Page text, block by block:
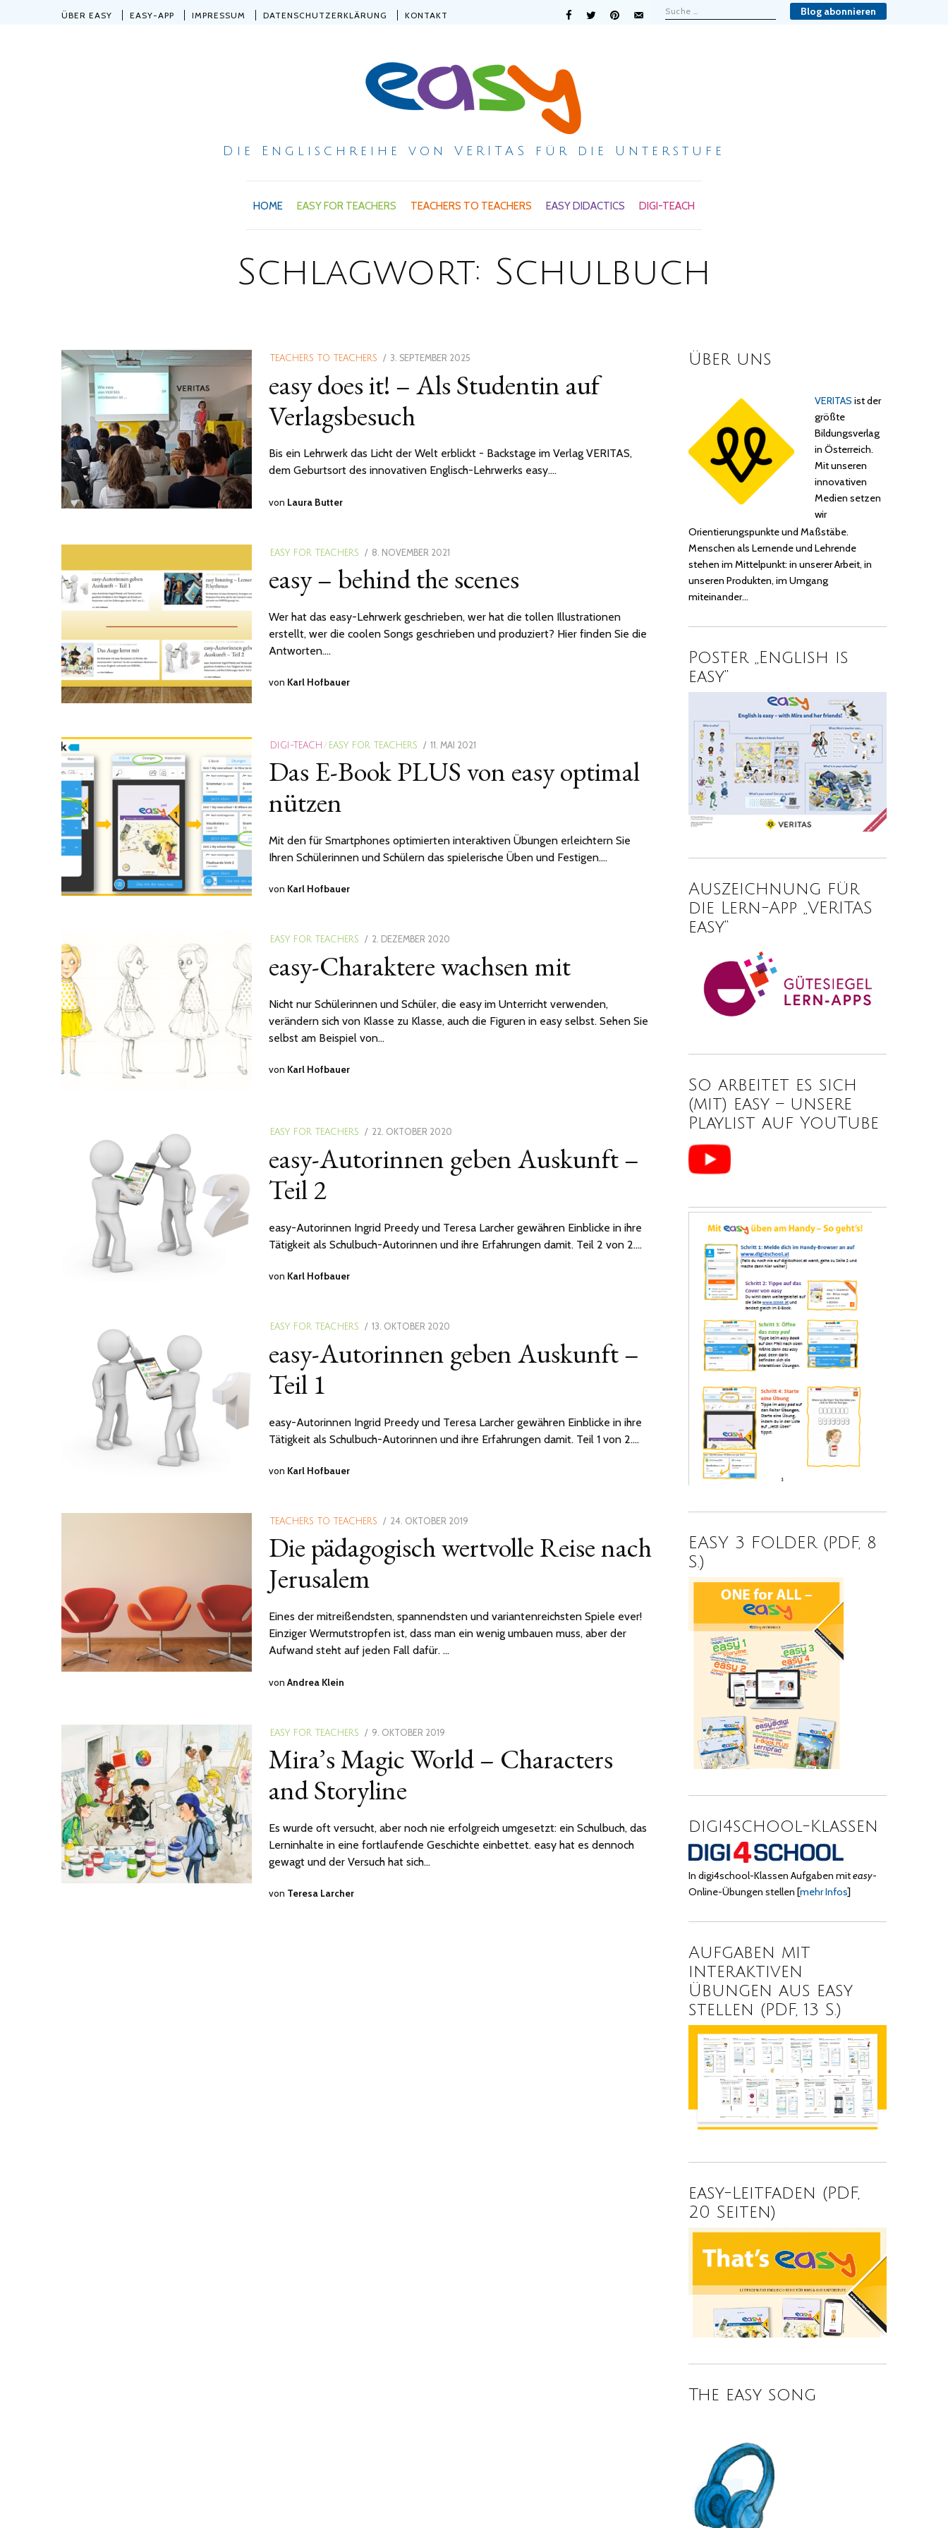
ÜBER EASY EASY-APP IMPRESSUM DATENSCHUTZERKLÄRUNG KONTAKT Blog abonnieren
Die Englischreihe von VERITAS für die Unterstufe
HOME EASY FOR TEACHERS TEACHERS TO TEACHERS EASY DIDACTICS DIGI-TEACH
Schlagwort: Schulbuch
TEACHERS TO TEACHERS
POSTED
3. SEPTEMBER 2025
easy does it! – Als Studentin auf
Verlagsbesuch
Bis ein Lehrwerk das Licht der Welt erblickt - Backstage im Verlag VERITAS,
dem Geburtsort des innovativen Englisch-Lehrwerks easy.…
von Laura Butter
EASY FOR TEACHERS
POSTED
8. NOVEMBER 2021
2022
easy – behind the scenes
Wer hat das easy-Lehrwerk geschrieben, wer hat die tollen Illustrationen
erstellt, wer die coolen Songs geschrieben und produziert? Hier finden Sie die
Antworten.…
von Karl Hofbauer
DIGI-TEACH / EASY FOR TEACHERS
POSTED
11. MAI 2021
2024
Das E-Book PLUS von easy optimal
nützen
Mit den für Smartphones optimierten interaktiven Übungen erleichtern Sie
Ihren Schülerinnen und Schülern das spielerische Üben und Festigen.…
von Karl Hofbauer
EASY FOR TEACHERS
POSTED
2. DEZEMBER 2020
easy-Charaktere wachsen mit
Nicht nur Schülerinnen und Schüler, die easy im Unterricht verwenden,
verändern sich von Klasse zu Klasse, auch die Figuren in easy selbst. Sehen Sie
selbst am Beispiel von…
von Karl Hofbauer
EASY FOR TEACHERS
POSTED
22. OKTOBER 2020
easy-Autorinnen geben Auskunft –
Teil 2
easy-Autorinnen Ingrid Preedy und Teresa Larcher gewähren Einblicke in ihre
Tätigkeit als Schulbuch-Autorinnen und ihre Erfahrungen damit. Teil 2 von 2.…
von Karl Hofbauer
EASY FOR TEACHERS
POSTED
13. OKTOBER 2020
NOVEMBER
2020
easy-Autorinnen geben Auskunft –
Teil 1
easy-Autorinnen Ingrid Preedy und Teresa Larcher gewähren Einblicke in ihre
Tätigkeit als Schulbuch-Autorinnen und ihre Erfahrungen damit. Teil 1 von 2.…
von Karl Hofbauer
TEACHERS TO TEACHERS
POSTED
24. OKTOBER 2019
2021
Die pädagogisch wertvolle Reise nach
Jerusalem
Eines der mitreißendsten, spannendsten und variantenreichsten Spiele ever!
Einziger Wermutstropfen ist, dass man ein wenig umbauen muss, aber der
Aufwand steht auf jeden Fall dafür. …
von Andrea Klein
EASY FOR TEACHERS
POSTED
9. OKTOBER 2019
APRIL
2024
Mira’s Magic World – Characters
and Storyline
Es wurde oft versucht, aber noch nie erfolgreich umgesetzt: ein Schulbuch, das
Lerninhalte in eine fortlaufende Geschichte einbettet. easy hat es dennoch
gewagt und der Versuch hat sich…
von Teresa Larcher
Über uns
VERITAS ist der
größte
Bildungsverlag
in Österreich.
Mit unseren
innovativen
Medien setzen
wir
Orientierungspunkte und Maßstäbe.
Menschen als Lernende und Lehrende
stehen im Mittelpunkt: in unserer Arbeit, in
unseren Produkten, im Umgang
miteinander…
Poster „English is
easy“
Auszeichnung für
die Lern-App „VERITAS
easy“
So arbeitet es sich
(mit) easy – unsere
Playlist auf YouTube
EASY 3 FOLDER (PDF, 8
S.)
digi4school-Klassen
In digi4school-Klassen Aufgaben miteasy-
Online-Übungen stellen[mehr Infos]
Aufgaben mit
interaktiven
Übungen aus easy
stellen (PDF, 13 S.)
easy-Leitfaden (PDF,
20 Seiten)
The easy song